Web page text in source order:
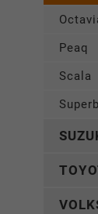
Peaq
Scala